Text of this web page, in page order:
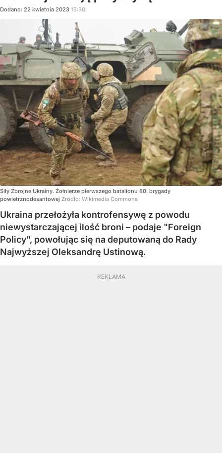
Dodano: 22 kwietnia 2023 15:30
Siły Zbrojne Ukrainy. Żołnierze pierwszego batalionu 80. brygady
powietrznodesantowej Źródło: Wikimedia Commons
Ukraina przełożyła kontrofensywę z powodu
niewystarczającej ilość broni – podaje "Foreign
Policy", powołując się na deputowaną do Rady
Najwyższej Oleksandrę Ustinową.